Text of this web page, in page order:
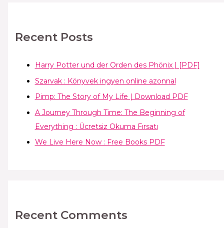
Recent Posts
Harry Potter und der Orden des Phönix | [PDF]
Szarvak : Könyvek ingyen online azonnal
Pimp: The Story of My Life | Download PDF
A Journey Through Time: The Beginning of
Everything : Ücretsiz Okuma Fırsatı
We Live Here Now : Free Books PDF
Recent Comments